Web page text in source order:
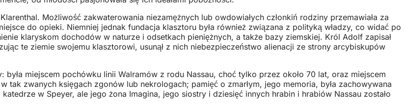
Możliwość zakwaterowania niezamężnych lub owdowiałych członkiń rodziny przemawiała za
do opieki. Niemniej jednak fundacja klasztoru była również związana z polityką władzy, co widać po
klaryskom dochodów w naturze i odsetkach pieniężnych, a także bazy ziemskiej. Król Adolf zapisał
te ziemie swojemu klasztorowi, usunął z nich niebezpieczeństwo alienacji ze strony arcybiskupów
miejscem pochówku linii Walramów z rodu Nassau, choć tylko przez około 70 lat, oraz miejscem
tak zwanych księgach zgonów lub nekrologach; pamięć o zmarłym, jego memoria, była zachowywana
w Speyer, ale jego żona Imagina, jego siostry i dziesięć innych hrabin i hrabiów Nassau zostało